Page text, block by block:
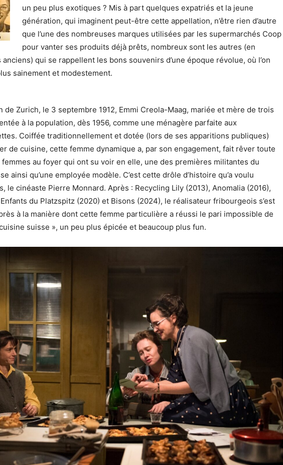
un peu plus exotiques ? Mis à part quelques expatriés et la jeune
génération, qui imaginent peut-être cette appellation, n’être rien d’autre
que l’une des nombreuses marques utilisées par les supermarchés Coop
pour vanter ses produits déjà prêts, nombreux sont les autres (en
qui se rappellent les bons souvenirs d’une époque révolue, où l’on
sainement et modestement.
de Zurich, le 3 septembre 1912, Emmi Creola-Maag, mariée et mère de trois
à la population, dès 1956, comme une ménagère parfaite aux
Coiffée traditionnellement et dotée (lors de ses apparitions publiques)
de cuisine, cette femme dynamique a, par son engagement, fait rêver toute
au foyer qui ont su voir en elle, une des premières militantes du
ainsi qu’une employée modèle. C’est cette drôle d’histoire qu’a voulu
le cinéaste Pierre Monnard. Après : Recycling Lily (2013), Anomalia (2016),
du Platzspitz (2020) et Bisons (2024), le réalisateur fribourgeois s’est
à la manière dont cette femme particulière a réussi le pari impossible de
suisse », un peu plus épicée et beaucoup plus fun.